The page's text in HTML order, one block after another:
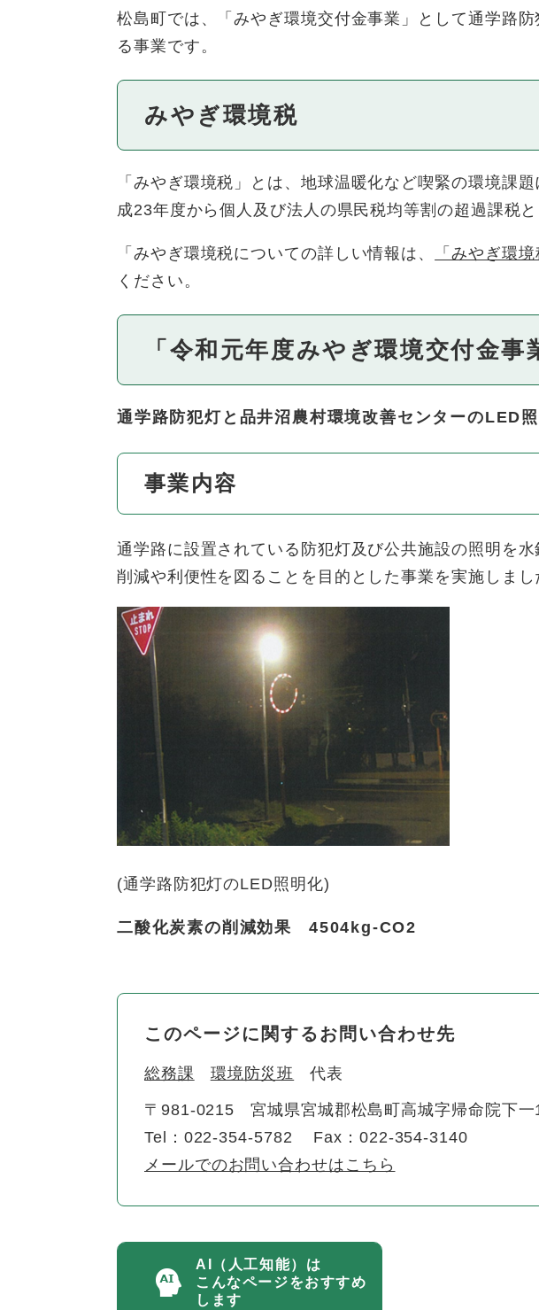
松島町では、「みやぎ環境交付金事業」として通学路
る事業です。
みやぎ環境税
「みやぎ環境税」とは、地球温暖化など喫緊の環境課
成23年度から個人及び法人の県民税均等割の超過課税と
「みやぎ環境税についての詳しい情報は、 「みやぎ環
ください。
「令和元年度みやぎ環境交付金事
通学路防犯灯と品井沼農村環境改善センターのLED
事業内容
通学路に設置されている防犯灯及び公共施設の照明を
削減や利便性を図ることを目的とした事業を実施しまし
(通学路防犯灯のLED照明化)
二酸化炭素の削減効果 4504kg-CO2
このページに関するお問い合わせ先
総務課 環境防災班 代表
〒981-0215
宮城県宮城郡松島町高城字帰命院下
Tel：022-354-5782
Fax：022-354-3140
メールでのお問い合わせはこちら
AI（人工知能）は
こんなページをおすすめ
します